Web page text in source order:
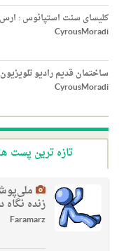
کلیسای سنت استپانوس :
CyrousMoradi
ساختمان قدیم رادیو
CyrousMoradi
تازه ترین پست
زنده نگاه
Faramarz